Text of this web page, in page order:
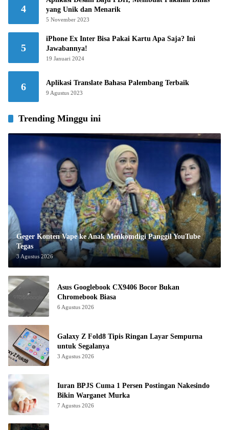
4
yang Unik dan Menarik
5 November 2023
5
iPhone Ex Inter Bisa Pakai Kartu Apa Saja? Ini
Jawabannya!
19 Januari 2024
6 Aplikasi Translate Bahasa Palembang Terbaik
9 Agustus 2023
Trending Minggu ini
Geger Konten Vape ke Anak Menkomdigi Panggil YouTube
Tegas
3 Agustus 2026
Asus Googlebook CX9406 Bocor Bukan
Chromebook Biasa
6 Agustus 2026
Galaxy Z Fold8 Tipis Ringan Layar Sempurna
untuk Segalanya
3 Agustus 2026
Iuran BPJS Cuma 1 Persen Postingan Nakesindo
Bikin Warganet Murka
7 Agustus 2026